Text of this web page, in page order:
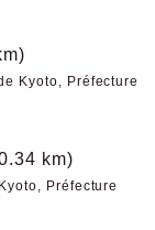
Kyoto, Préfecture
km)
Préfecture